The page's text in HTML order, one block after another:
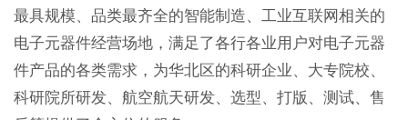
最具规模、品类最齐全的智能制造、工业互联网相关的
电子元器件经营场地，满足了各行各业用户对电子元器
件产品的各类需求，为华北区的科研企业、大专院校、
科研院所研发、航空航天研发、选型、打版、测试、售